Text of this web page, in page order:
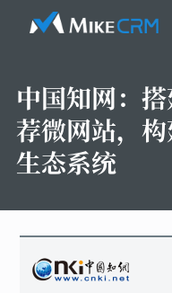
中国知网：
荐微网站，
生态系统